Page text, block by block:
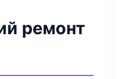
ремонт